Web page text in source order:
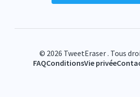
© 2026 TweetEraser . Tous
FAQConditionsVie privée